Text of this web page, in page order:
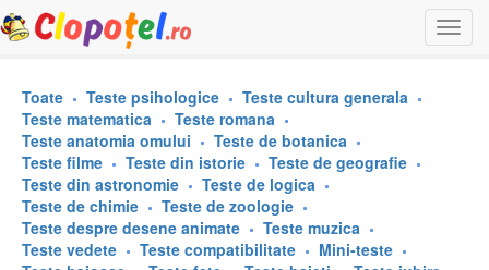
Toate Teste psihologice
Teste cultura generala
Teste matematica
Teste romana
Teste anatomia omului
Teste de botanica
Teste filme
Teste din istorie
Teste de geografie
Teste din astronomie
Teste de logica
Teste de chimie
Teste de zoologie
Teste despre desene animate
Teste muzica
Teste vedete
Teste compatibilitate
Mini-teste